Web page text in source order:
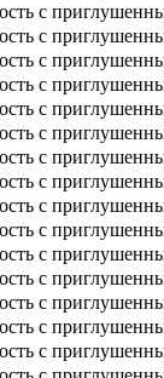
с
с
с
с
с
с
с
с
с
с
с
с
с
с
с